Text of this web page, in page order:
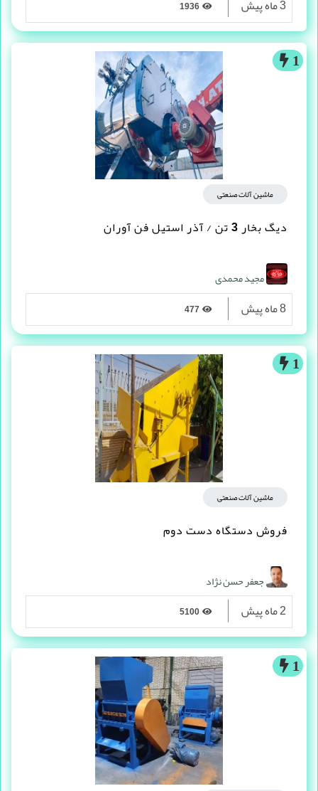
3 ماه پیش
1
ماشین آلات صنعتی
دیگ بخار 3 تن / آذر استیل فن آوران
مجید محمدی
8 ماه پیش
1
ماشین آلات صنعتی
فروش دستگاه دست دوم
جعفر حسن نژاد
2 ماه پیش
1